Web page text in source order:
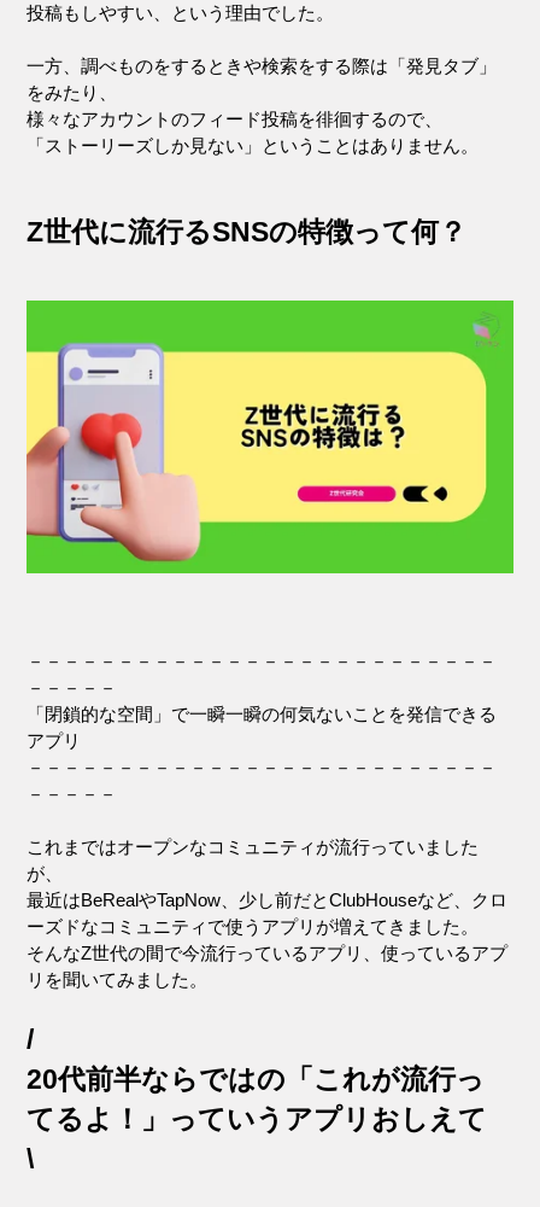
投稿もしやすい、という理由でした。
一方、調べものをするときや検索をする際は「発見タブ」
をみたり、
様々なアカウントのフィード投稿を徘徊するので、
「ストーリーズしか見ない」ということはありません。
Z世代に流行るSNSの特徴って何？
－－－－－－－－－－－－－－－－－－－－－－－－－－
－－－－－
「閉鎖的な空間」で一瞬一瞬の何気ないことを発信できる
アプリ
－－－－－－－－－－－－－－－－－－－－－－－－－－
－－－－－
これまではオープンなコミュニティが流行っていました
が、
最近はBeRealやTapNow、少し前だとClubHouseなど、クロ
ーズドなコミュニティで使うアプリが増えてきました。
そんなZ世代の間で今流行っているアプリ、使っているアプ
リを聞いてみました。
/
20代前半ならではの「これが流行っ
てるよ！」っていうアプリおしえて
\